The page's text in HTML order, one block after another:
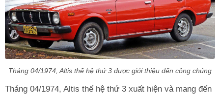
Tháng 04/1974, Altis thế hệ thứ 3 được giới thiệu đến công chúng
Tháng 04/1974, Altis thế hệ thứ 3 xuất hiện và mang đến